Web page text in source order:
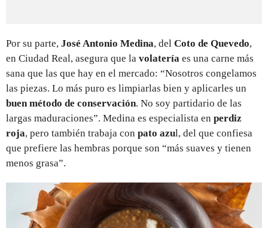
Por su parte, José Antonio Medina, del Coto de Quevedo,
en Ciudad Real, asegura que la volatería es una carne más
sana que las que hay en el mercado: “Nosotros congelamos
las piezas. Lo más puro es limpiarlas bien y aplicarles un
buen método de conservación. No soy partidario de las
largas maduraciones”. Medina es especialista en perdiz
roja, pero también trabaja con pato azul, del que confiesa
que prefiere las hembras porque son “más suaves y tienen
menos grasa”.